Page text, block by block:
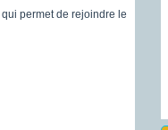
permet de rejoindre le